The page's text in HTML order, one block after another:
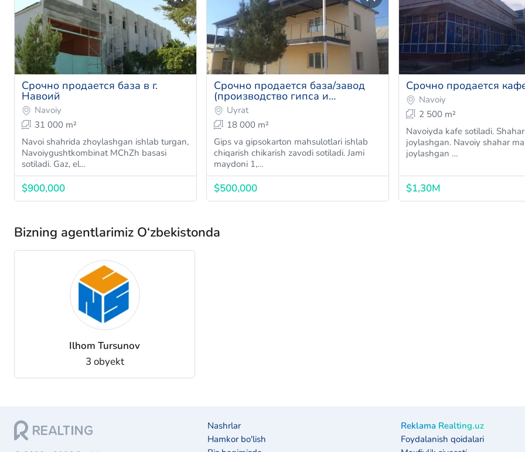
Срочно продается база в г.
Навоий
Navoiy
31 000 m²
Navoi shahrida zhoylashgan ishlab turgan,
Navoiygushtkombinat MChZh basasi
sotiladi. Gaz, el…
$900,000
Срочно продается база/завод
(производство гипса и
гипсокартона)
Uyrat
18 000 m²
Gips va gipsokarton mahsulotlari ishlab
chiqarish chikarish zavodi sotiladi. Jami
maydoni 1,…
$500,000
Срочно продается
Navoiy
2 500 m²
Navoiyda kafe sotiladi. Shahar markazida
joylashgan. Navoiy shahar markazida
joylashgan …
$1,30M
Bizning agentlarimiz O‘zbekistonda
Ilhom Tursunov
3 obyekt
Nashrlar
Hamkor bo'lish
Reklama Realting.uz
Foydalanish qoidalari